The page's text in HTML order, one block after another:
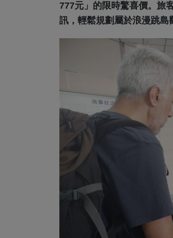
777元」的限時驚喜價。旅
訊，輕鬆規劃屬於浪漫跳島